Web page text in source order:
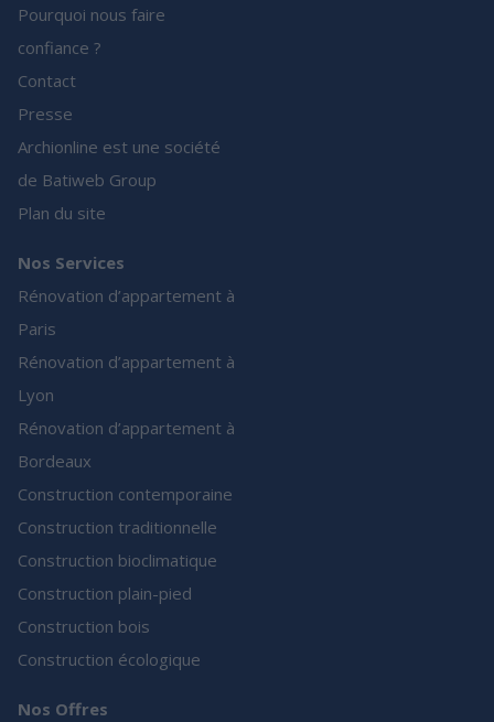
Pourquoi nous faire
confiance ?
Contact
Presse
Archionline est une société
de Batiweb Group
Plan du site
Nos Services
Rénovation d’appartement à
Paris
Rénovation d’appartement à
Lyon
Rénovation d’appartement à
Bordeaux
Construction contemporaine
Construction traditionnelle
Construction bioclimatique
Construction plain-pied
Construction bois
Construction écologique
Nos Offres